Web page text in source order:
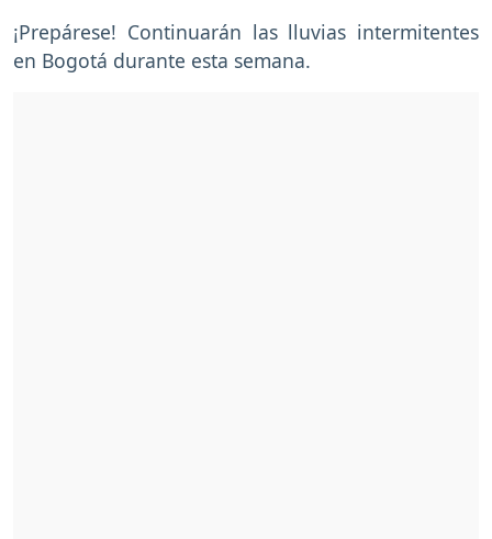
¡Prepárese! Continuarán las lluvias intermitentes
en Bogotá durante esta semana.